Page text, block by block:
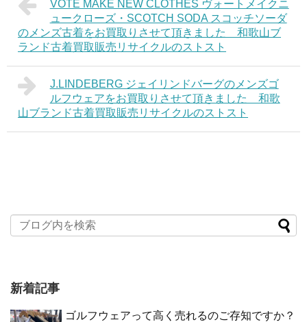
VOTE MAKE NEW CLOTHES ヴォートメイクニ
ュークローズ・SCOTCH SODA スコッチソーダ
のメンズ古着をお買取りさせて頂きました 和歌山ブ
ランド古着買取販売リサイクルのストスト
J.LINDEBERG ジェイリンドバーグのメンズゴ
ルフウェアをお買取りさせて頂きました 和歌
山ブランド古着買取販売リサイクルのストスト
新着記事
ゴルフウェアって高く売れるのご存知ですか？